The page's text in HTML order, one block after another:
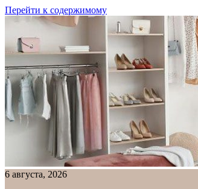
Перейти к содержимому
6 августа, 2026